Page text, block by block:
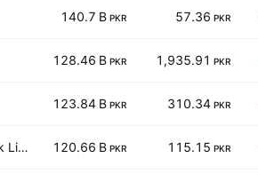
140.7 B PKR 57.36 PKR
128.46 B PKR 1,935.91 PKR
123.84 B PKR 310.34 PKR
Habib Metropolitan Bank Limited 120.66 B PKR 115.15 PKR